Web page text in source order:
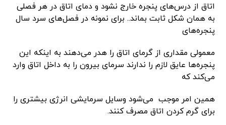
اتاق از درس‌های پنجره خارج نشود و دمای اتاق در هر فصلی
به همان شکل ثابت بماند.. برای نمونه در فصل‌های سرد سال
پنجره‌های
معمولی مقداری از گرمای اتاق را هدر می‌دهند به اینکه این
پنجره‌ها عایق لازم را ندارند سرمای بیرون را به داخل اتاق وارد
می‌کند که
همین امر موجب می‌شود وسایل سرمایشی انرژی بیشتری را
برای گرم کردن اتاق مصرف کنند.